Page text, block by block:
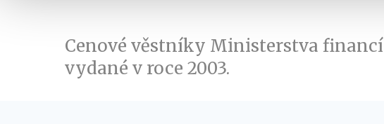
Cenové věstníky Ministerstva financí
vydané v roce 2003.